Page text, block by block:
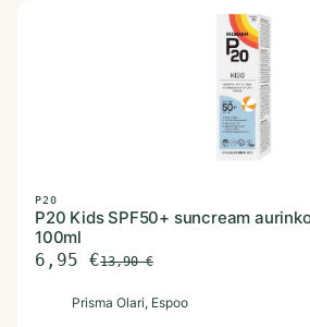
P20
P20 Kids SPF50+ suncream
100ml
6,95 €13,90€
Prisma Olari, Espoo